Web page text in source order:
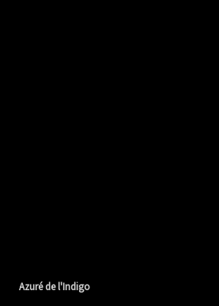
Azuré de l'Indigo